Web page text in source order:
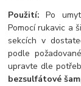
Použití: Po
Pomocí rukavic a
sekcích v
podle
upravte dle
bezsulfátové